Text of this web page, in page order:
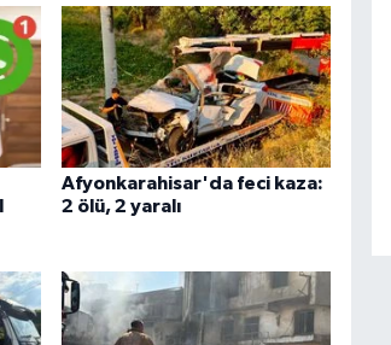
Afyonkarahisar'da feci kaza:
2 ölü, 2 yaralı